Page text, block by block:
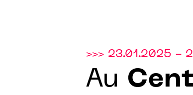
>>> 23.01.2025 -
Au